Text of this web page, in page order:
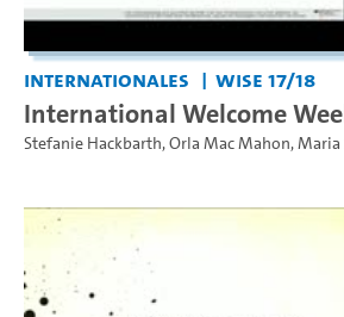
Internationales WiSe 17/18
International Welcome
Stefanie Hackbarth,Orla Mac Mahon,Maria